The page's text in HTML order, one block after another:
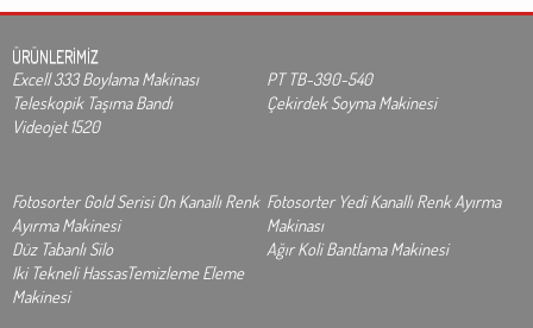
ÜRÜNLERİMİZ
Excell 333 Boylama Makinası
PT TB-390-540
Teleskopik Taşıma Bandı
Çekirdek Soyma Makinesi
Videojet 1520
Fotosorter Gold Serisi On Kanallı Renk
Ayırma Makinesi
Fotosorter Yedi Kanallı Renk Ayırma
Makinası
Düz Tabanlı Silo
Ağır Koli Bantlama Makinesi
Iki Tekneli HassasTemizleme Eleme
Makinesi